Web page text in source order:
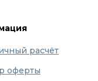
расчёт
оферты